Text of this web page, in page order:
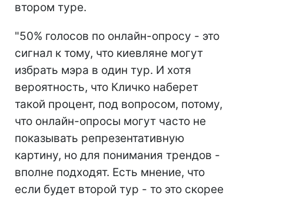
втором туре.
"50% голосов по онлайн-опросу - это
сигнал к тому, что киевляне могут
избрать мэра в один тур. И хотя
вероятность, что Кличко наберет
такой процент, под вопросом, потому,
что онлайн-опросы могут часто не
показывать репрезентативную
картину, но для понимания трендов -
вполне подходят. Есть мнение, что
если будет второй тур - то это скорее